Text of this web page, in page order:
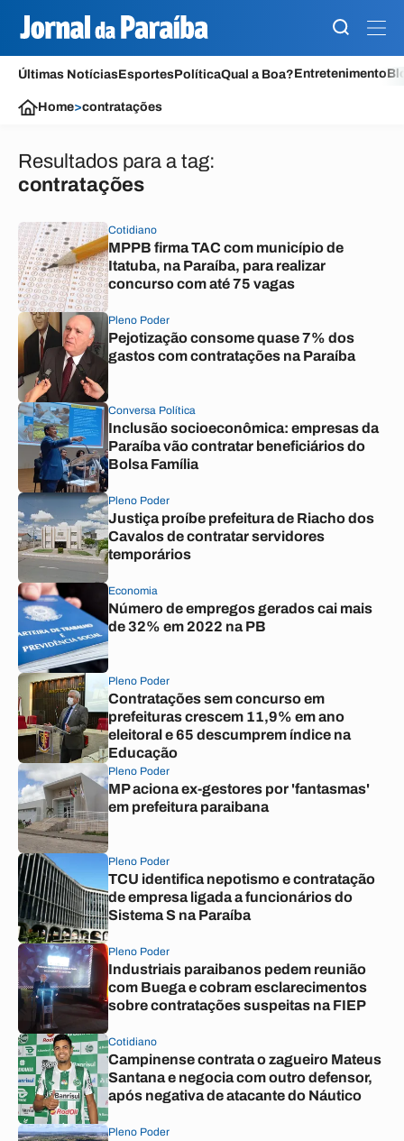
Últimas NotíciasEsportesPolíticaQual a Boa?Entretenimento
Home>contratações
Resultados para a tag:
contratações
Cotidiano
MPPB firma TAC com município de
Itatuba, na Paraíba, para realizar
concurso com até 75 vagas
Pleno Poder
Pejotização consome quase 7% dos
gastos com contratações na Paraíba
Conversa Política
Inclusão socioeconômica: empresas da
Paraíba vão contratar beneficiários do
Bolsa Família
Pleno Poder
Justiça proíbe prefeitura de Riacho dos
Cavalos de contratar servidores
temporários
Economia
Número de empregos gerados cai mais
de 32% em 2022 na PB
Pleno Poder
Contratações sem concurso em
prefeituras crescem 11,9% em ano
eleitoral e 65 descumprem índice na
Educação
Pleno Poder
MP aciona ex-gestores por 'fantasmas'
em prefeitura paraibana
Pleno Poder
TCU identifica nepotismo e contratação
de empresa ligada a funcionários do
Sistema S na Paraíba
Pleno Poder
Industriais paraibanos pedem reunião
com Buega e cobram esclarecimentos
sobre contratações suspeitas na FIEP
Cotidiano
Campinense contrata o zagueiro Mateus
Santana e negocia com outro defensor,
após negativa de atacante do Náutico
Pleno Poder